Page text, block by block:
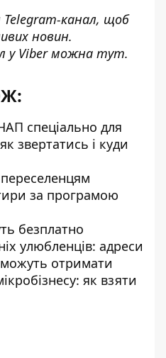
Telegram-канал, щоб
новин.
у Viber можна тут.
спеціально для
звертатись і куди
за програмою
безплатно
улюбленців: адреси
отримати
як взяти